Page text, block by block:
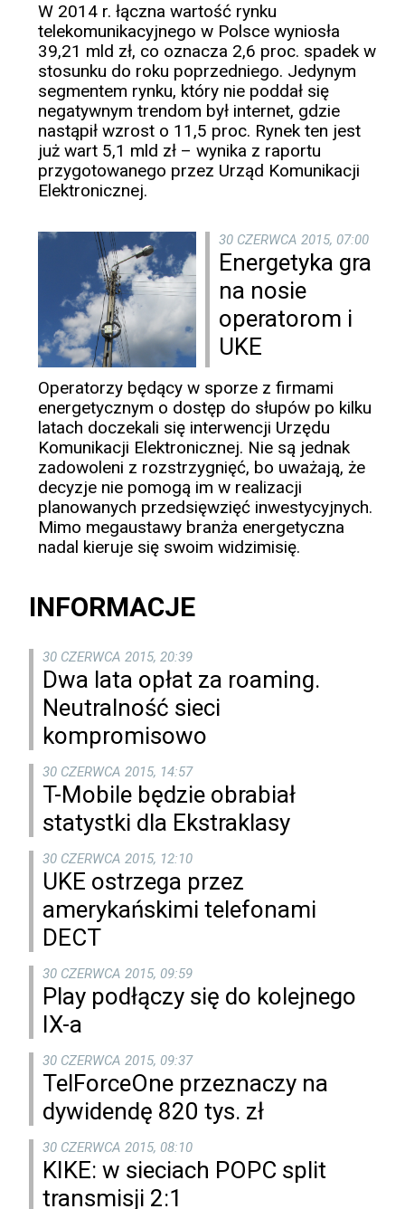
W 2014 r. łączna wartość rynku
telekomunikacyjnego w Polsce wyniosła
39,21 mld zł, co oznacza 2,6 proc. spadek w
stosunku do roku poprzedniego. Jedynym
segmentem rynku, który nie poddał się
negatywnym trendom był internet, gdzie
nastąpił wzrost o 11,5 proc. Rynek ten jest
już wart 5,1 mld zł – wynika z raportu
przygotowanego przez Urząd Komunikacji
Elektronicznej.
30 CZERWCA 2015, 07:00
Energetyka gra
na nosie
operatorom i
UKE
Operatorzy będący w sporze z firmami
energetycznym o dostęp do słupów po kilku
latach doczekali się interwencji Urzędu
Komunikacji Elektronicznej. Nie są jednak
zadowoleni z rozstrzygnięć, bo uważają, że
decyzje nie pomogą im w realizacji
planowanych przedsięwzięć inwestycyjnych.
Mimo megaustawy branża energetyczna
nadal kieruje się swoim widzimisię.
INFORMACJE
30 CZERWCA 2015, 20:39
Dwa lata opłat za roaming.
Neutralność sieci
kompromisowo
30 CZERWCA 2015, 14:57
T-Mobile będzie obrabiał
statystki dla Ekstraklasy
30 CZERWCA 2015, 12:10
UKE ostrzega przez
amerykańskimi telefonami
DECT
30 CZERWCA 2015, 09:59
Play podłączy się do kolejnego
IX-a
30 CZERWCA 2015, 09:37
TelForceOne przeznaczy na
dywidendę 820 tys. zł
30 CZERWCA 2015, 08:10
KIKE: w sieciach POPC split
transmisji 2:1